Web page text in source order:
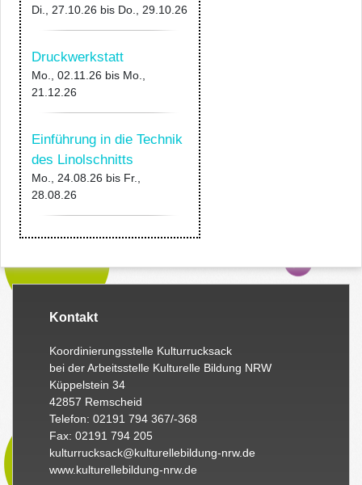
Di., 27.10.26 bis Do., 29.10.26
Druckwerkstatt
Mo., 02.11.26 bis Mo.,
21.12.26
Einführung in die Technik
des Linolschnitts
Mo., 24.08.26 bis Fr.,
28.08.26
Kontakt
Koordinierungsstelle Kulturrucksack
bei der Arbeitsstelle Kulturelle Bildung NRW
Küppelstein 34
42857 Remscheid
Telefon: 02191 794 367/-368
Fax: 02191 794 205
kulturrucksack@kulturellebildung-nrw.de
www.kulturellebildung-nrw.de